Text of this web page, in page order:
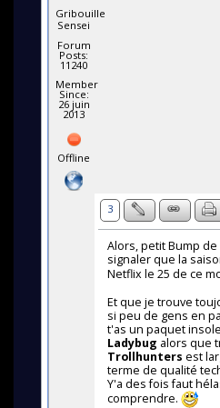
Gribouille
Sensei
Forum
Posts:
11240
Member
Since:
26 juin
2013
Offline
3
Alors, petit Bump
signaler que la
Netflix le 25 de ce
Et que je trouve
si peu de gens en
t'as un paquet
Ladybug alors que
Trollhunters est
terme de qualité
Y'a des fois faut
comprendre.